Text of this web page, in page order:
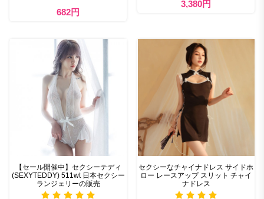
682円
3,380円
【セール開催中】セクシーテディ
(SEXYTEDDY) 511wt 日本セクシー
ランジェリーの販売
セクシーなチャイナドレス サイドホ
ロー レースアップ スリット チャイ
ナドレス